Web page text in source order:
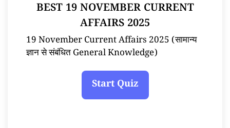
BEST 19 NOVEMBER CURRENT
AFFAIRS 2025
19 November Current Affairs 2025 (सामान्य
ज्ञान से संबंधित General Knowledge)